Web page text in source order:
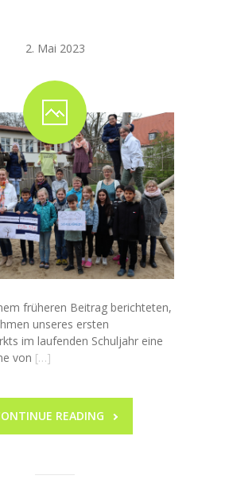
2. Mai 2023
früheren Beitrag berichteten,
unseres ersten
im laufenden Schuljahr eine
von […]
READING